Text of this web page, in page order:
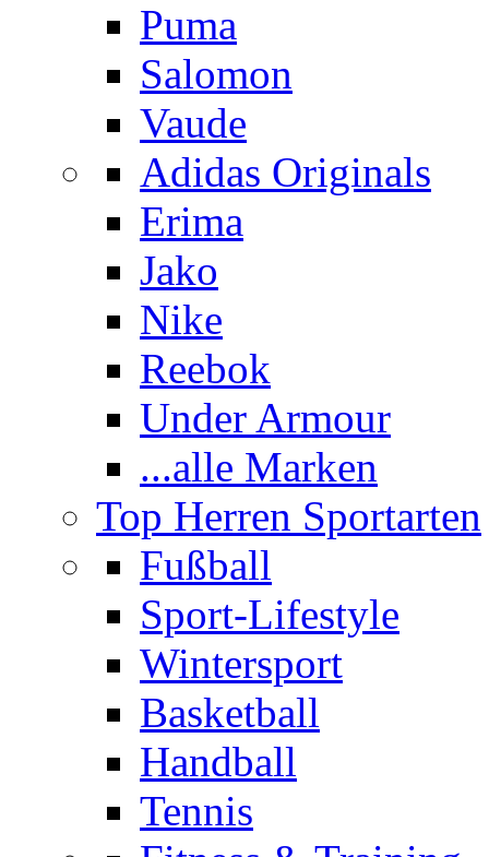
Puma
Salomon
Vaude
Adidas Originals
Erima
Jako
Nike
Reebok
Under Armour
...alle Marken
Top Herren Sportarten
Fußball
Sport-Lifestyle
Wintersport
Basketball
Handball
Tennis